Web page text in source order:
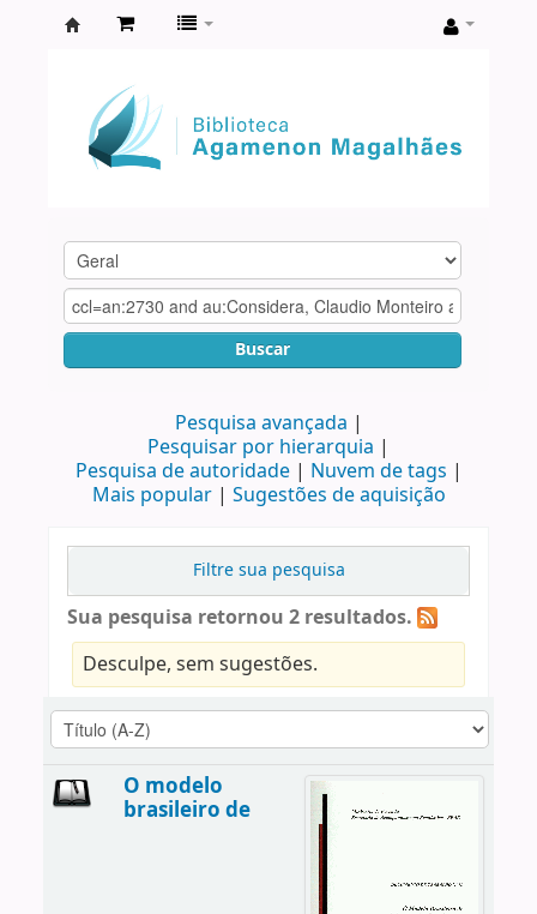
Agamenon
Magalhães
Buscar
Pesquisa avançada
Pesquisar por hierarquia
Pesquisa de autoridade
Nuvem de tags
Mais popular
Sugestões de aquisição
Filtre sua pesquisa
Sua pesquisa retornou 2 resultados.
Desculpe, sem sugestões.
O modelo
brasileiro de